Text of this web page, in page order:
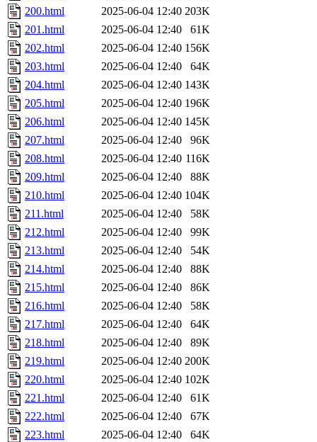
200.html
2025-06-04 12:40 203K
201.html
2025-06-04 12:40
61K
202.html
2025-06-04 12:40 156K
203.html
2025-06-04 12:40
64K
204.html
2025-06-04 12:40 143K
205.html
2025-06-04 12:40 196K
206.html
2025-06-04 12:40 145K
207.html
2025-06-04 12:40
96K
208.html
2025-06-04 12:40 116K
209.html
2025-06-04 12:40
88K
210.html
2025-06-04 12:40 104K
211.html
2025-06-04 12:40
58K
212.html
2025-06-04 12:40
99K
213.html
2025-06-04 12:40
54K
214.html
2025-06-04 12:40
88K
215.html
2025-06-04 12:40
86K
216.html
2025-06-04 12:40
58K
217.html
2025-06-04 12:40
64K
218.html
2025-06-04 12:40
89K
219.html
2025-06-04 12:40 200K
220.html
2025-06-04 12:40 102K
221.html
2025-06-04 12:40
61K
222.html
2025-06-04 12:40
67K
223.html
2025-06-04 12:40
64K